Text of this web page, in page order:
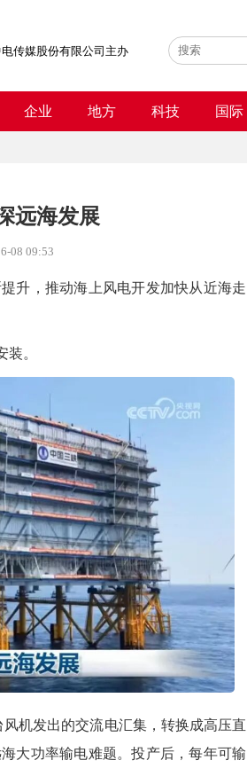
传媒股份有限公司主办
企业 地方 科技 国际
远海发展
08 09:53
，推动海上风电开发加快从近海走
装。
机发出的交流电汇集，转换成高压直
大功率输电难题。投产后，每年可输